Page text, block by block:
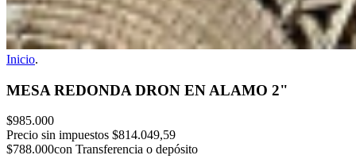
Inicio.
MESA REDONDA DRON EN ALAMO 2"
$985.000
Precio sin impuestos $814.049,59
$788.000con Transferencia o depósito